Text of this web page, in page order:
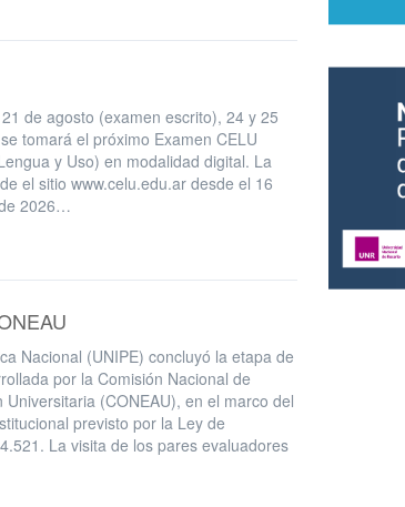
de agosto (examen escrito), 24 y 25
tomará el próximo Examen CELU
y Uso) en modalidad digital. La
el sitio www.celu.edu.ar desde el 16
2026…
Nacional (UNIPE) concluyó la etapa de
por la Comisión Nacional de
Universitaria (CONEAU), en el marco del
previsto por la Ley de
La visita de los pares evaluadores